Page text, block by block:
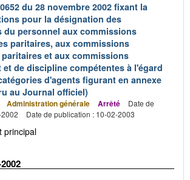
du 28 novembre 2002 fixant la
pour la désignation des
du personnel aux commissions
paritaires, aux commissions
et aux commissions
et de discipline compétentes à l'égard
d'agents figurant en annexe
au Journal officiel)
Administration générale Arrêté
Date de
Date de publication : 10-02-2003
principal